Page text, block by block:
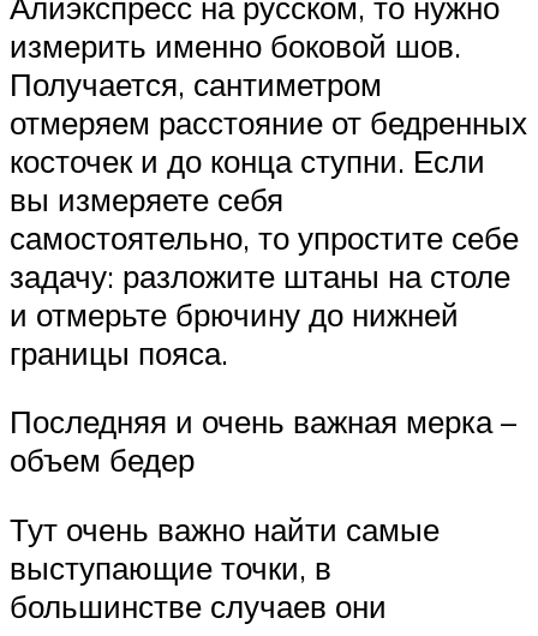
измерить именно боковой шов.
Получается, сантиметром
отмеряем расстояние от бедренных
косточек и до конца ступни. Если
вы измеряете себя
самостоятельно, то упростите себе
задачу: разложите штаны на столе
и отмерьте брючину до нижней
границы пояса.
Последняя и очень важная мерка –
объем бедер
Тут очень важно найти самые
выступающие точки, в
большинстве случаев они